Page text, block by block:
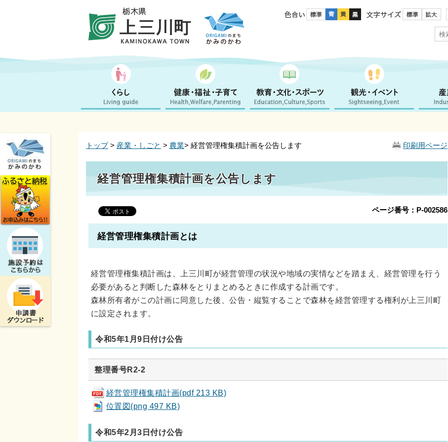
色合い 文字サイズ
印刷用ページ
トップ> 産業・しごと > 農業> 経営管理権集積計画を公告します
経営管理権集積計画を公告します
ページ番号：P-002586
経営管理権集積計画とは
経営管理権集積計画は、上三川町が経営管理の状況や地域の実情などを踏まえ、経営管理を行う
必要があると判断した森林をとりまとめるときに作成する計画です。
森林所有者がこの計画に同意した後、公告・縦覧することで森林を経営管理する権利が上三川町
に設定されます。
令和5年1月9日付け公告
整理番号R2-2
経営管理権集積計画(pdf 213 KB)
位置図(png 497 KB)
令和5年2月3日付け公告